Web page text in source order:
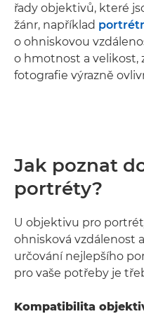
řady objektivů, které
žánr, například
o ohniskovou
o hmotnost a velikost,
fotografie výrazně
Jak poznat
portréty?
U objektivu pro
ohnisková vzdálenost
určování nejlepšího
pro vaše potřeby je
Kompatibilita